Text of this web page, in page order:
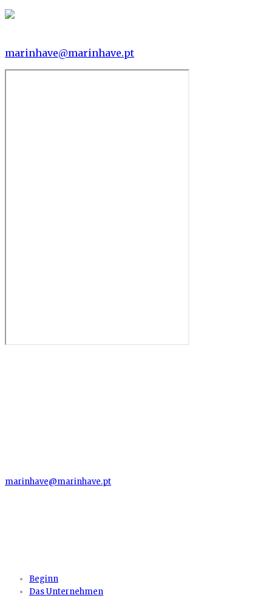
marinhave@marinhave.pt
marinhave@marinhave.pt
Beginn
Das Unternehmen